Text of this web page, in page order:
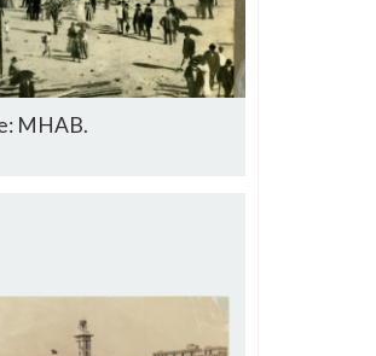
MHAB.